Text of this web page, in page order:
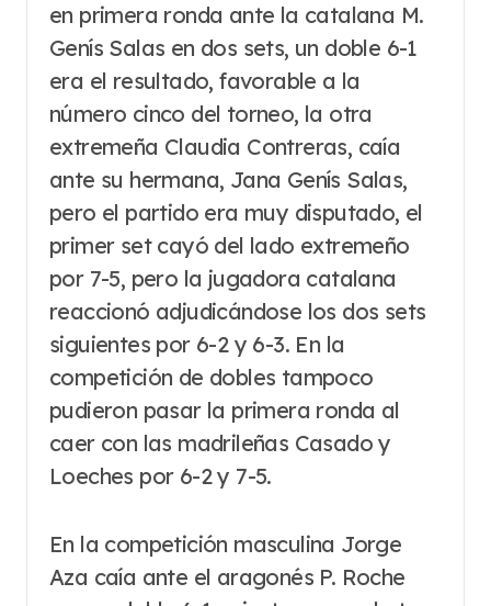
en primera ronda ante la catalana M.
Genís Salas en dos sets, un doble 6-1
era el resultado, favorable a la
número cinco del torneo, la otra
extremeña Claudia Contreras, caía
ante su hermana, Jana Genís Salas,
pero el partido era muy disputado, el
primer set cayó del lado extremeño
por 7-5, pero la jugadora catalana
reaccionó adjudicándose los dos sets
siguientes por 6-2 y 6-3. En la
competición de dobles tampoco
pudieron pasar la primera ronda al
caer con las madrileñas Casado y
Loeches por 6-2 y 7-5.
En la competición masculina Jorge
Aza caía ante el aragonés P. Roche